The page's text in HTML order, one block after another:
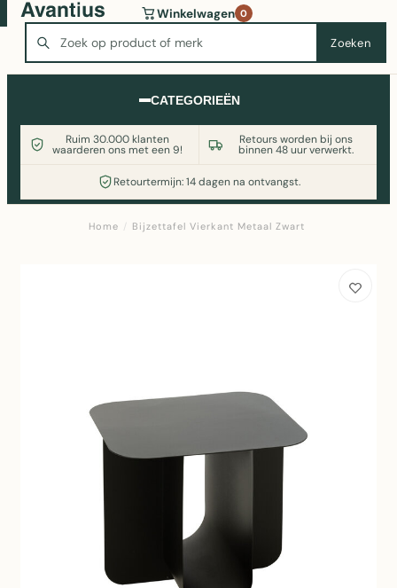
Zoeken
Winkelwagen 0
CATEGORIEËN
Ruim 30.000 klanten
waarderen ons met een 9!
Retours worden bij ons
binnen 48 uur verwerkt.
Retourtermijn: 14 dagen na ontvangst.
Wasmachine of koelkast nodig? Vergelijk alle prijzen op
Witgoedaanbod.nl
Home / Bijzettafel Vierkant Metaal Zwart